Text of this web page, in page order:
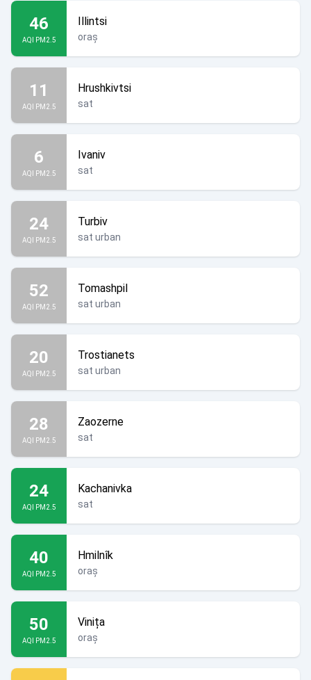
46
AQI PM2.5
Illintsi
oraș
11
AQI PM2.5
Hrushkivtsi
sat
6
AQI PM2.5
Ivaniv
sat
24
AQI PM2.5
Turbiv
sat urban
52
AQI PM2.5
Tomashpil
sat urban
20
AQI PM2.5
Trostianets
sat urban
28
AQI PM2.5
Zaozerne
sat
24
AQI PM2.5
Kachanivka
sat
40
AQI PM2.5
Hmilnîk
oraș
50
AQI PM2.5
Vinița
oraș